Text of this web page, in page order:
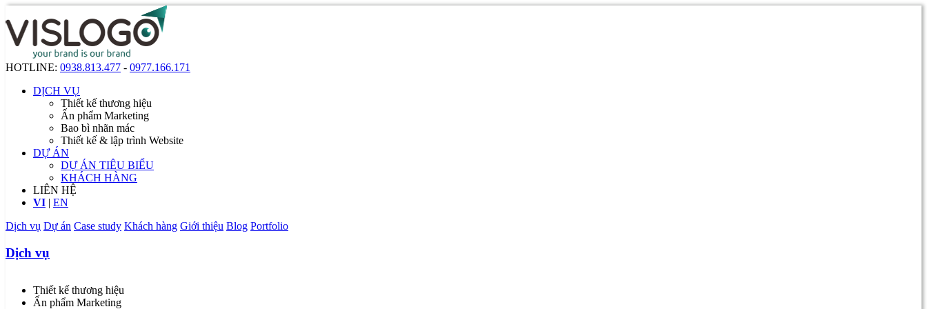
HOTLINE: 0938.813.477 - 0977.166.171
DỊCH VỤ
Thiết kế thương hiệu
Ấn phẩm Marketing
Bao bì nhãn mác
Thiết kế & lập trình Website
DỰ ÁN
DỰ ÁN TIÊU BIỂU
KHÁCH HÀNG
LIÊN HỆ
VI | EN
Dịch vụ Dự án Case study Khách hàng Giới thiệu Blog Portfolio
Dịch vụ
Thiết kế thương hiệu
Ấn phẩm Marketing